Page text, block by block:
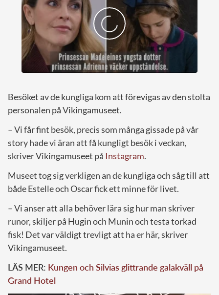
Besöket av de kungliga kom att förevigas av den stolta
personalen på Vikingamuseet.
– Vi får fint besök, precis som många gissade på vår
story hade vi äran att få kungligt besök i veckan,
skriver Vikingamuseet på Instagram.
Museet tog sig verkligen an de kungliga och såg till att
både Estelle och Oscar fick ett minne för livet.
– Vi anser att alla behöver lära sig hur man skriver
runor, skiljer på Hugin och Munin och testa torkad
fisk! Det var väldigt trevligt att ha er här, skriver
Vikingamuseet.
LÄS MER: Kungen och Silvias glittrande galakväll på
Grand Hotel